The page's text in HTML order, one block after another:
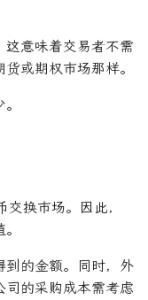
这意味着交易者不需
或期权市场那样。
换市场。因此，
到的金额。同时，外
的采购成本需考虑